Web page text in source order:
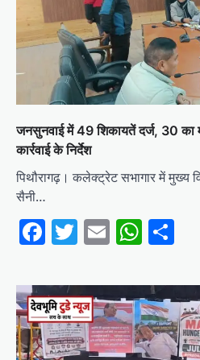
जनसुनवाई में 49 शिकायतें दर्ज, 30 का
कार्रवाई के निर्देश
पिथौरागढ़। कलेक्ट्रेट सभागार में मुख्य
सैनी…
Facebook
Twitter
Email